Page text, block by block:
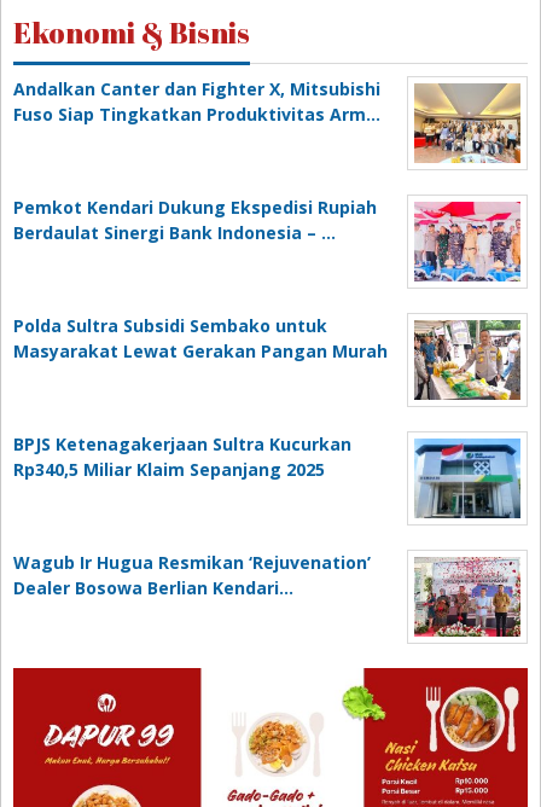
Ekonomi & Bisnis
Andalkan Canter dan Fighter X, Mitsubishi
Fuso Siap Tingkatkan Produktivitas Arm…
Pemkot Kendari Dukung Ekspedisi Rupiah
Berdaulat Sinergi Bank Indonesia – …
Polda Sultra Subsidi Sembako untuk
Masyarakat Lewat Gerakan Pangan Murah
BPJS Ketenagakerjaan Sultra Kucurkan
Rp340,5 Miliar Klaim Sepanjang 2025
Wagub Ir Hugua Resmikan ‘Rejuvenation’
Dealer Bosowa Berlian Kendari…